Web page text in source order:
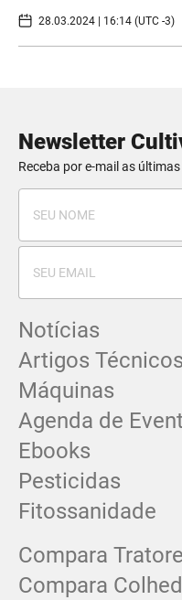
28.03.2024 | 16:14 (UTC -3)
Newsletter
Receba por e-mail as
Notícias
Artigos Técnicos
Máquinas
Agenda de
Ebooks
Pesticidas
Fitossanidade
Compara
Compara